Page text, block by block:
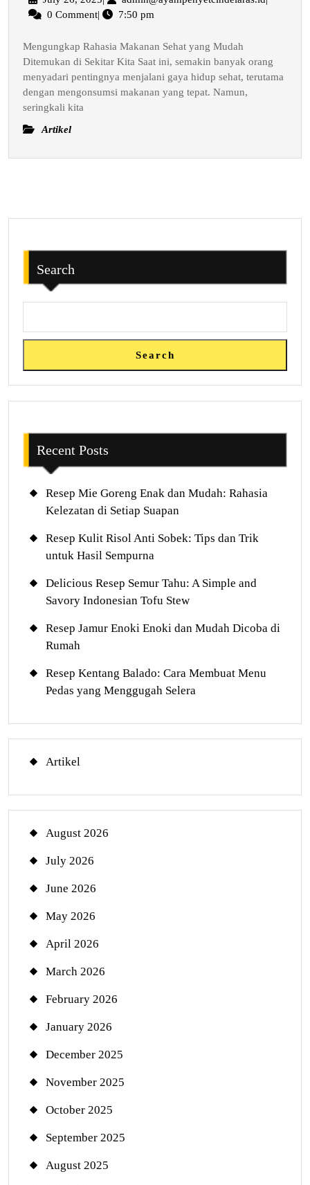
26,
0 Comment| 7:50 pm
Mengungkap Rahasia Makanan Sehat yang Mudah
Ditemukan di Sekitar Kita Saat ini, semakin banyak orang
menyadari pentingnya menjalani gaya hidup sehat, terutama
dengan mengonsumsi makanan yang tepat. Namun,
seringkali kita
Artikel
Search
Search
Recent Posts
Resep Mie Goreng Enak dan Mudah: Rahasia
Kelezatan di Setiap Suapan
Resep Kulit Risol Anti Sobek: Tips dan Trik
untuk Hasil Sempurna
Delicious Resep Semur Tahu: A Simple and
Savory Indonesian Tofu Stew
Resep Jamur Enoki Enoki dan Mudah Dicoba di
Rumah
Resep Kentang Balado: Cara Membuat Menu
Pedas yang Menggugah Selera
Artikel
August 2026
July 2026
June 2026
May 2026
April 2026
March 2026
February 2026
January 2026
December 2025
November 2025
October 2025
September 2025
August 2025